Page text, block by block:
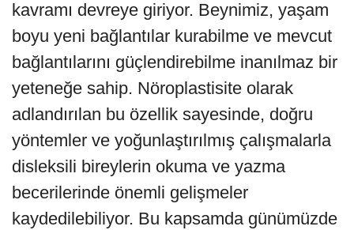
kavramı devreye giriyor. Beynimiz, yaşam
boyu yeni bağlantılar kurabilme ve mevcut
bağlantılarını güçlendirebilme inanılmaz bir
yeteneğe sahip. Nöroplastisite olarak
adlandırılan bu özellik sayesinde, doğru
yöntemler ve yoğunlaştırılmış çalışmalarla
disleksili bireylerin okuma ve yazma
becerilerinde önemli gelişmeler
kaydedilebiliyor. Bu kapsamda günümüzde